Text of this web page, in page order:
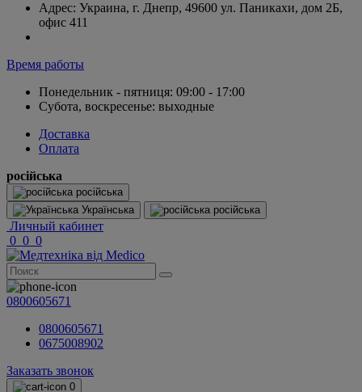
Адрес: Украина, г. Днепр, 49600 ул. Паникахи, дом 2Б,
офис 411
Время работы
Понедельник - пятниця: 09:00 - 17:00
Субота, воскресенье: выходные
Доставка
Оплата
російська
російська
Українська
російська
Личный кабинет
0 0 0
0800605671
0800605671
0675008902
Заказать звонок
0